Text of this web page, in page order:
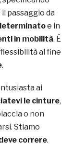
passaggio da
e in
in mobilità. È
al fine
.
ai
le cinture,
o non
Stiamo
correre.